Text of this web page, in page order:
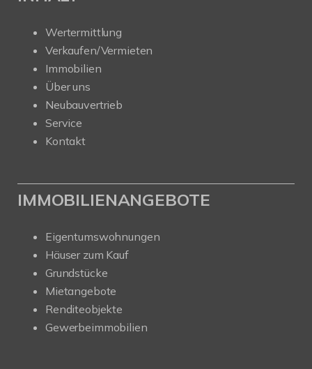
Wertermittlung
Verkaufen/Vermieten
Immobilien
Über uns
Neubauvertrieb
Service
Kontakt
IMMOBILIENANGEBOTE
Eigentumswohnungen
Häuser zum Kauf
Grundstücke
Mietangebote
Renditeobjekte
Gewerbeimmobilien